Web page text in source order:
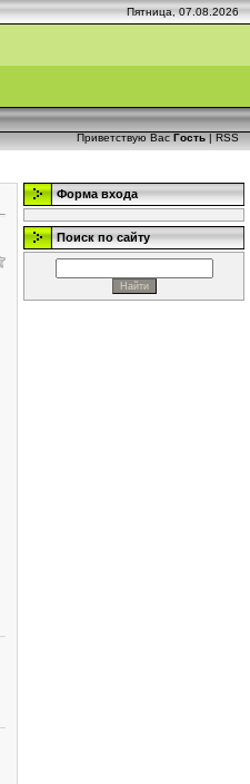
Пятница, 07.08.2026
Приветствую Вас Гость | RSS
Форма входа
Поиск по сайту